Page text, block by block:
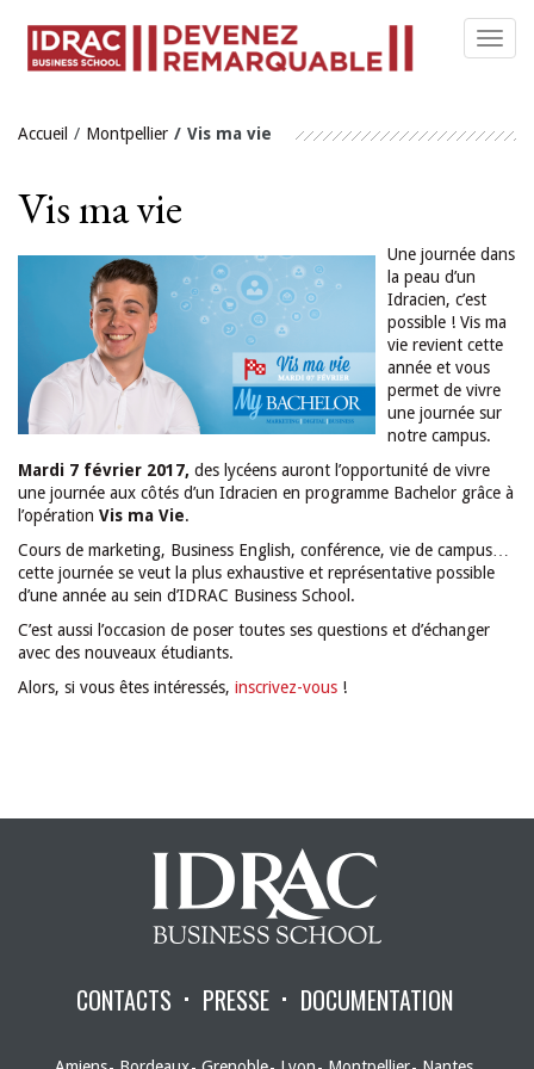
Accueil Montpellier Vis ma vie
Vis ma vie
Une journée dans
la peau d’un
Idracien, c’est
possible ! Vis ma
vie revient cette
année et vous
permet de vivre
une journée sur
notre campus.
Mardi 7 février 2017, des lycéens auront l’opportunité de vivre
une journée aux côtés d’un Idracien en programme Bachelor grâce à
l’opération Vis ma Vie.
Cours de marketing, Business English, conférence, vie de campus…
cette journée se veut la plus exhaustive et représentative possible
d’une année au sein d’IDRAC Business School.
C’est aussi l’occasion de poser toutes ses questions et d’échanger
avec des nouveaux étudiants.
Alors, si vous êtes intéressés, inscrivez-vous !
CONTACTS PRESSE DOCUMENTATION